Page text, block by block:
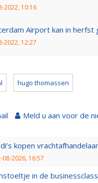
2022, 10:16
Airport kan in herfst
2022, 12:27
hugo thomassen
Meld u aan voor de
kopen
08-2026, 16:57
in de